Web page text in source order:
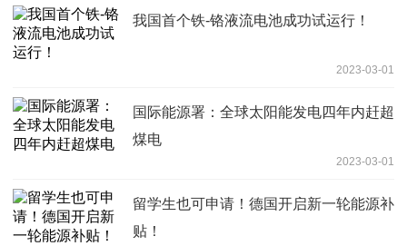
我国首个铁-铬液流电池成功试运行！
2023-03-01
国际能源署：全球太阳能发电四年内赶超
煤电
2023-03-01
留学生也可申请！德国开启新一轮能源补
贴！